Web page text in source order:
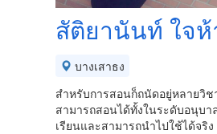
สัติยานันท์ ใจห้
บางเสาธง
สำหรับการสอนก็ถนัดอยู่หลายวิช
สามารถสอนได้ทั้งในระดับอนุบา
เรียนและสามารถนำไปใช้ได้จ